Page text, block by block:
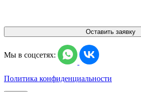
Оставить заявку
Мы в соцсетях:
Политика конфиденциальности